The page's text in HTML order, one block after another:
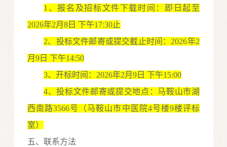
1 、报名及招标文件下载时间 ：即日起至
2026年2月8 日 下午17:30止
2、投标文件邮寄或提交截止时间：2026年2
月9 日 下午14:50
3、开标时间：2026年2月9 日 下午15:00
4、投标文件邮寄或提交地点：马鞍山市湖
西南路3566号（马鞍山市中医院4号楼9楼评标
室）
五、联系方法